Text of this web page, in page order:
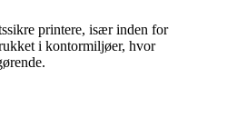
printere, især inden for
i kontormiljøer, hvor